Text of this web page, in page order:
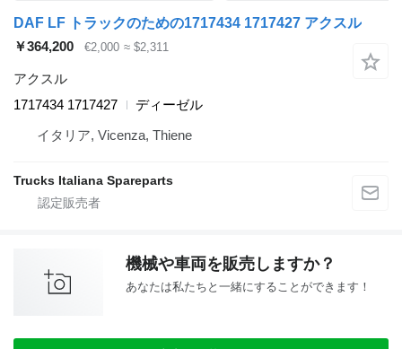
DAF LF トラックのための1717434 1717427 アクスル
￥364,200
€2,000 ≈ $2,311
アクスル
1717434 1717427
ディーゼル
イタリア, Vicenza, Thiene
Trucks Italiana Spareparts
機械や車両を販売しますか？
あなたは私たちと一緒にすることができます！